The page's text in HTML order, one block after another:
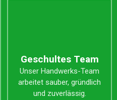
Geschultes Team
Unser Handwerks-Team
arbeitet sauber, gründlich
und zuverlässig.